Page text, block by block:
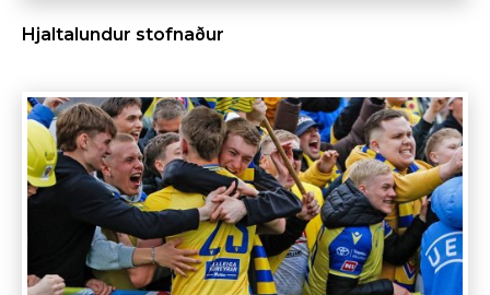
Hjaltalundur stofnaður